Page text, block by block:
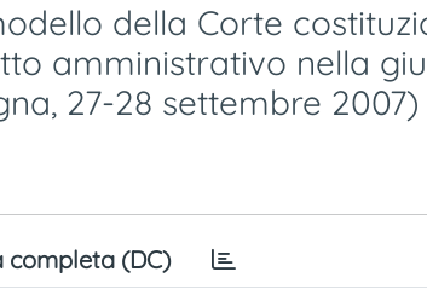
della Corte
amministrativo nella
27-28 settembre 2007)
completa (DC)